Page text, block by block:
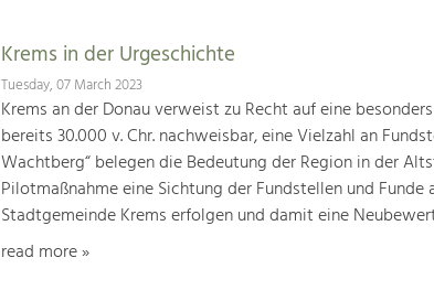
Krems in der Urgeschichte
Tuesday, 07 March 2023
Krems an der Donau verweist zu Recht auf eine
bereits 30.000 v. Chr. nachweisbar, eine Vielzahl an
Wachtberg“ belegen die Bedeutung der Region in der
Pilotmaßnahme eine Sichtung der Fundstellen und
Stadtgemeinde Krems erfolgen und damit eine
read more »